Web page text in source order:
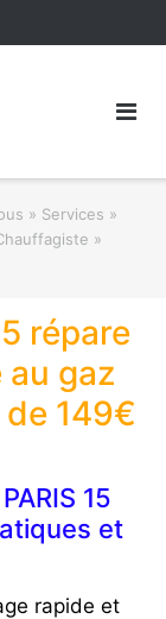
» Services »
»
répare
au gaz
149€
15
et
rapide et